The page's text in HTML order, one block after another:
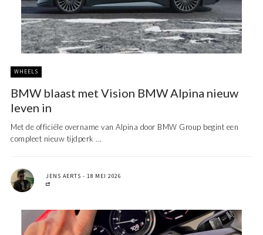
WHEELS
BMW blaast met Vision BMW Alpina nieuw
leven in
Met de officiële overname van Alpina door BMW Group begint een
compleet nieuw tijdperk ...
JENS AERTS 18 MEI 2026